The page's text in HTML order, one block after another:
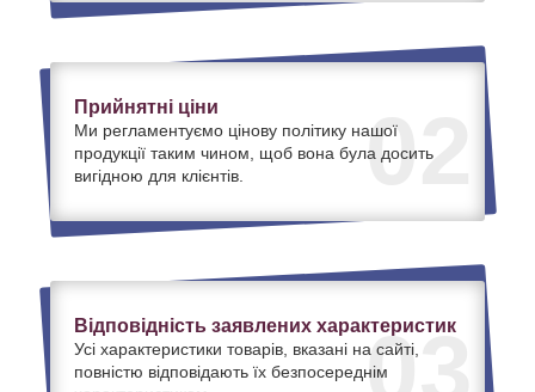
02
Прийнятні ціни
Ми регламентуємо цінову політику нашої
продукції таким чином, щоб вона була досить
вигідною для клієнтів.
03
Відповідність заявлених характеристик
Усі характеристики товарів, вказані на сайті,
повністю відповідають їх безпосереднім